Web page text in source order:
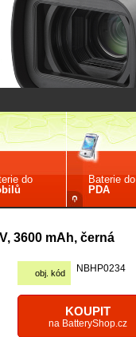
do
Baterie do
PDA
3600 mAh, černá
obj. kód NBHP0234
KOUPIT
na BatteryShop.cz